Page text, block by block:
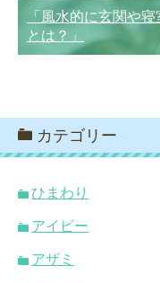
「風水的に玄関や
とは？」
カテゴリー
ひまわり
アイビー
アザミ